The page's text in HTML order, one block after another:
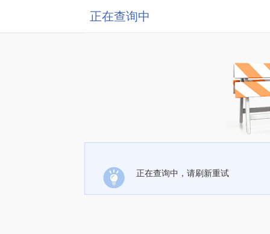
正在查询中
正在查询中，请刷新重试